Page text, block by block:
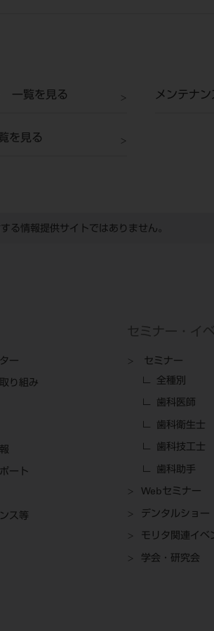
一覧を見る メンテナ
を見る
る情報提供サイトではありません。
ー
り組み
ート
ス等
セミナー・イ
セミナー
全種別
歯科医師
歯科衛生士
歯科技工士
歯科助手
Webセミナー
デンタルショー
モリタ関連イベ
学会・研究会